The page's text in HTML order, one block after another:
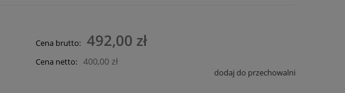
Cena brutto: 492,00 zł
Cena netto: 400,00 zł
dodaj do przechowalni